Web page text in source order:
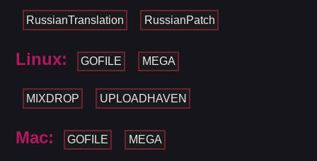
RussianTranslation RussianPatch
Linux: GOFILE MEGA
MIXDROP UPLOADHAVEN
Mac: GOFILE MEGA